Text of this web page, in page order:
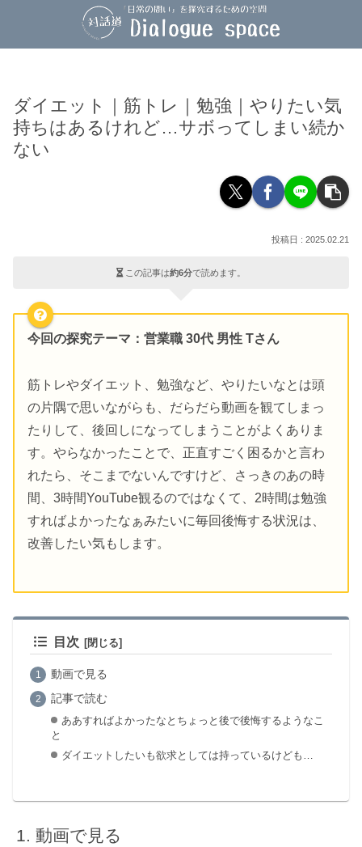
ダイエット｜筋トレ｜勉強｜やりたい気
持ちはあるけれど…サボってしまい続か
ない
2025.02.21
この記事は約6分で読めます。
今回の探究テーマ ：営業職 30代 男性 Tさん
筋トレやダイエット、勉強など、やりたいなとは頭
の片隅で思いながらも、だらだら動画を観てしまっ
たりして、後回しになってしまうことがよくありま
す。やらなかったことで、正直すごく困るかと言わ
れたら、そこまでないんですけど、さっきのあの時
間、3時間YouTube観るのではなくて、2時間は勉強
すればよかったなぁみたいに毎回後悔する状況は、
改善したい気もします。
目次
動画で見る
記事で読む
ああすればよかったなとちょっと後で後悔するようなこ
と
ダイエットしたいも欲求としては持っているけども…
動画で見る